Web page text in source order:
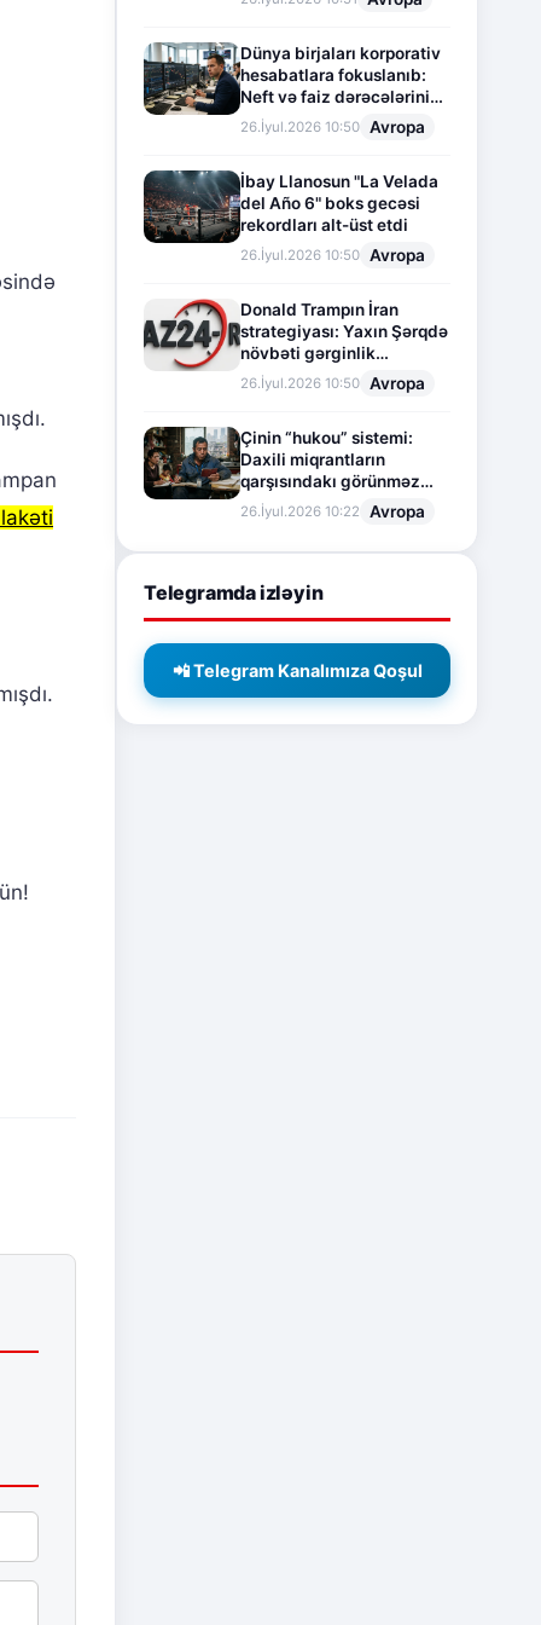
Dünya birjaları korporativ
hesabatlara fokuslanıb:
Neft və faiz dərəcələrinin
təsiri altında cari vəziyyət
26.İyul.2026 10:50 Avropa
İbay Llanosun "La Velada
del Año 6" boks gecəsi
rekordları alt-üst etdi
26.İyul.2026 10:50 Avropa
Donald Trampın İran
strategiyası: Yaxın Şərqdə
növbəti gərginlik
mərhələsi
26.İyul.2026 10:50 Avropa
Çinin “hukou” sistemi:
Daxili miqrantların
qarşısındakı görünməz
sədd
26.İyul.2026 10:22 Avropa
Telegramda izləyin
📲 Telegram Kanalımıza Qoşul